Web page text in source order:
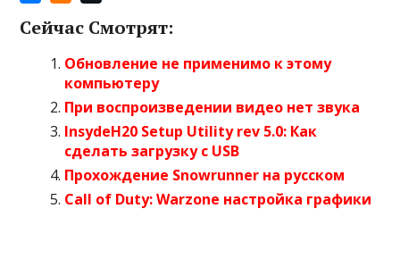
Сейчас Смотрят:
Обновление не применимо к этому
компьютеру
При воспроизведении видео нет звука
InsydeH20 Setup Utility rev 5.0: Как
сделать загрузку с USB
Прохождение Snowrunner на русском
Call of Duty: Warzone настройка графики